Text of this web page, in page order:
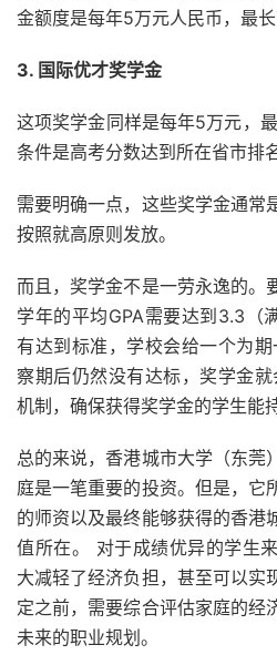
金额度是每年5万元人民币，最长
3. 国际优才奖学金
这项奖学金同样是每年5万元，
条件是高考分数达到所在省市排
需要明确一点，这些奖学金通常
按照就高原则发放。
而且，奖学金不是一劳永逸的。
学年的平均GPA需要达到3.3（
有达到标准，学校会给一个为
察期后仍然没有达标，奖学金
机制，确保获得奖学金的学生能
总的来说，香港城市大学（东莞
庭是一笔重要的投资。但是，它
的师资以及最终能够获得的香港
值所在。 对于成绩优异的学生
大减轻了经济负担，甚至可以实
定之前，需要综合评估家庭的经
未来的职业规划。